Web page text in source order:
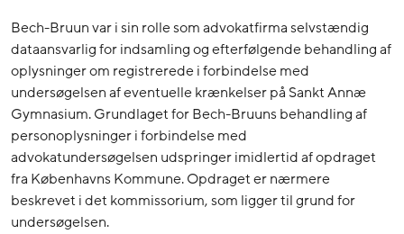
Bech-Bruun var i sin rolle som advokatfirma selvstændig
dataansvarlig for indsamling og efterfølgende behandling af
oplysninger om registrerede i forbindelse med
undersøgelsen af eventuelle krænkelser på Sankt Annæ
Gymnasium. Grundlaget for Bech-Bruuns behandling af
personoplysninger i forbindelse med
advokatundersøgelsen udspringer imidlertid af opdraget
fra Københavns Kommune. Opdraget er nærmere
beskrevet i det kommissorium, som ligger til grund for
undersøgelsen.